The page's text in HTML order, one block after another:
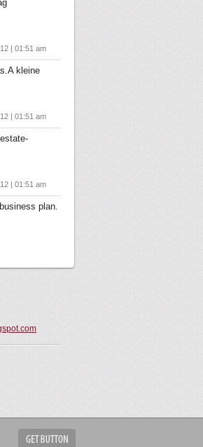
| 01:51 am
kleine
| 01:51 am
| 01:51 am
plan.